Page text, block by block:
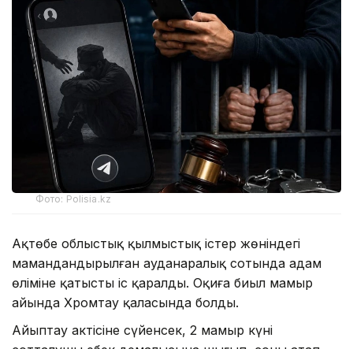
Фото: Polisia.kz
Ақтөбе облыстық қылмыстық істер жөніндегі
мамандандырылған ауданаралық сотында адам
өліміне қатысты іс қаралды. Оқиға биыл мамыр
айында Хромтау қаласында болды.
Айыптау актісіне сүйенсек, 2 мамыр күні